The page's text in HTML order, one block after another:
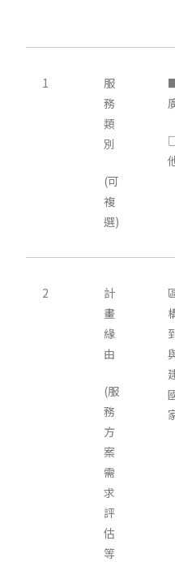
1
服
務
類
別
(可
複
選)
2
計
畫
緣
由
(服
務
方
案
需
求
評
估
等